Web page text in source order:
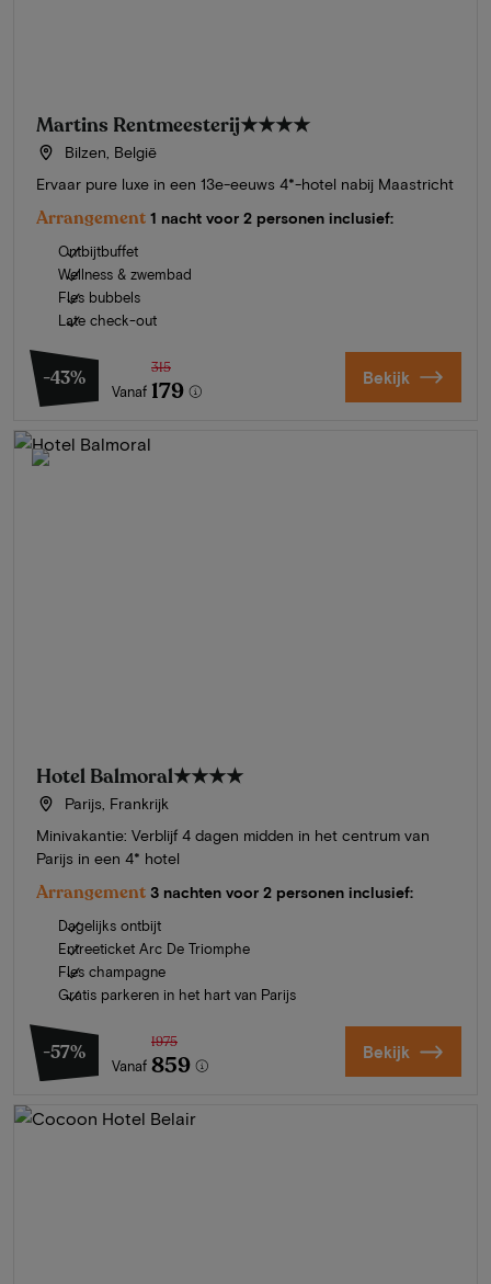
Martins Rentmeesterij★★★★
Bilzen, België
Ervaar pure luxe in een 13e-eeuws 4*-hotel nabij Maastricht
Arrangement 1 nacht voor 2 personen inclusief:
Ontbijtbuffet
Wellness & zwembad
Fles bubbels
Late check-out
-43%
Vanaf
315
179 Bekijk
Hotel Balmoral★★★★
Parijs, Frankrijk
Minivakantie: Verblijf 4 dagen midden in het centrum van
Parijs in een 4* hotel
Arrangement 3 nachten voor 2 personen inclusief:
Dagelijks ontbijt
Entreeticket Arc De Triomphe
Fles champagne
Gratis parkeren in het hart van Parijs
-57%
Vanaf
1975
859 Bekijk